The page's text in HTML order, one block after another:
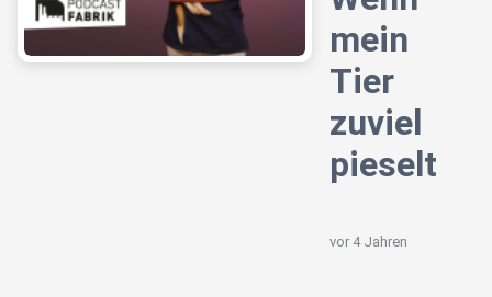
mein
Tier
zuviel
pieselt
vor 4 Jahren